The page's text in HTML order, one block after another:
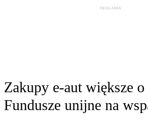
Zakupy e-aut większe o
Fundusze unijne na